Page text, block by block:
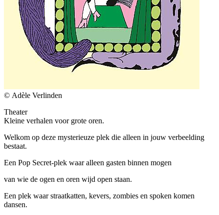
© Adèle Verlinden
Theater
Kleine verhalen voor grote oren.
Welkom op deze mysterieuze plek die alleen in jouw verbeelding
bestaat.
Een Pop Secret-plek waar alleen gasten binnen mogen
van wie de ogen en oren wijd open staan.
Een plek waar straatkatten, kevers, zombies en spoken komen
dansen.